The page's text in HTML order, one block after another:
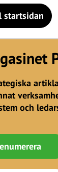
startsidan
och